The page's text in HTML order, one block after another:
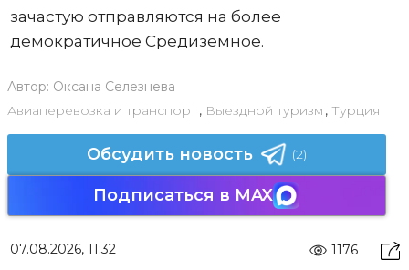
зачастую отправляются на более
демократичное Средиземное.
Автор: Оксана Селезнева
Авиаперевозка и транспорт, Выездной туризм , Турция
Обсудить новость (2)
Подписаться в MAX
07.08.2026, 11:32 1176